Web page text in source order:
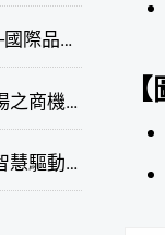
企業減碳及永續工作坊─國際品牌綠色供應鏈永續管理與實務演練(臺北場)
台灣與中東歐無人機市場之商機與挑戰座談會
醫療新航線：眼科醫材智慧驅動，數位醫療落地布局線上研討會